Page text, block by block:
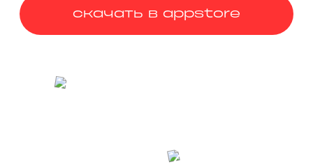
скачать в appstore